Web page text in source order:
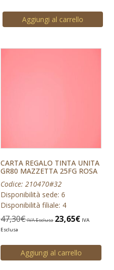
Aggiungi al carrello
CARTA REGALO TINTA UNITA
GR80 MAZZETTA 25FG ROSA
Codice: 210470#32
Disponibilità sede: 6
Disponibilità filiale: 4
47,30€ IVA Esclusa 23,65€ IVA
Esclusa
Aggiungi al carrello